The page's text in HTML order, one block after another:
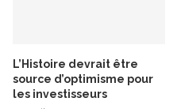
L’Histoire devrait être
source d’optimisme pour
les investisseurs